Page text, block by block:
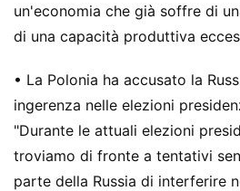
un'economia che già soffre di
di una capacità produttiva
• La Polonia ha accusato la
ingerenza nelle elezioni
"Durante le attuali elezioni
troviamo di fronte a tentativi
parte della Russia di interferire